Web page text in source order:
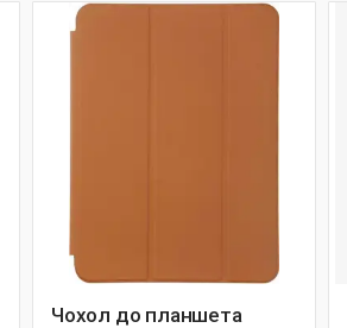
Чохол до планшета